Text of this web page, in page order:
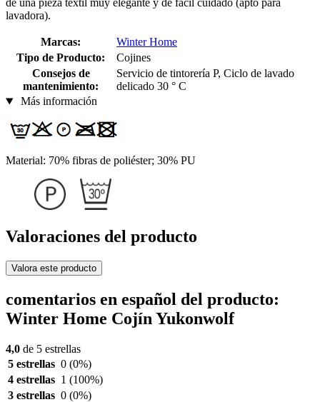
de una pieza textil muy elegante y de fácil cuidado (apto para
lavadora).
Marcas:
Winter Home
Tipo de Producto:
Cojines
Consejos de
mantenimiento:
Servicio de tintorería P, Ciclo de lavado
delicado 30 ° C
Más información
Material: 70% fibras de poliéster; 30% PU
Valoraciones del producto
Valora este producto
comentarios en español del producto:
Winter Home Cojín Yukonwolf
4,0 de 5 estrellas
5 estrellas 0 (0%)
4 estrellas 1 (100%)
3 estrellas 0 (0%)